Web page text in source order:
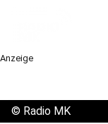
Anzeige
© Radio MK